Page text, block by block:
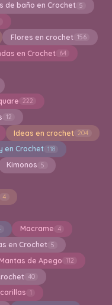
de baño en Crochet 5
Flores en crochet 156
en Crochet 64
222
12
Ideas en crochet 204
en Crochet 118
Kimonos 5
4
Macrame 4
en Crochet 5
Mantas de Apego 112
40
1